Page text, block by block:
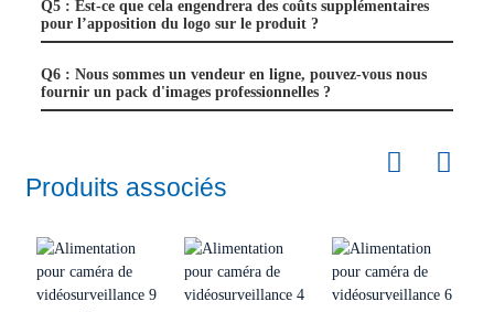
Q5 : Est-ce que cela engendrera des coûts supplémentaires
pour l’apposition du logo sur le produit ?
Q6 : Nous sommes un vendeur en ligne, pouvez-vous nous
fournir un pack d'images professionnelles ?
Produits associés